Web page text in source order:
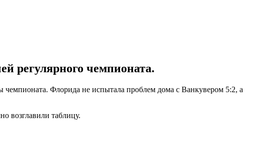
регулярного чемпионата.
Флорида не испытала проблем дома с Ванкувером 5:2, а
возглавили таблицу.